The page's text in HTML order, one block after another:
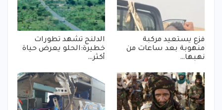
فزع يستعيد مركبة
منهوبة بعد ساعات من
نهبها…
الدلنج تشهد تطورات
خطيرة:الحلو يعرض حياة
أكثر…